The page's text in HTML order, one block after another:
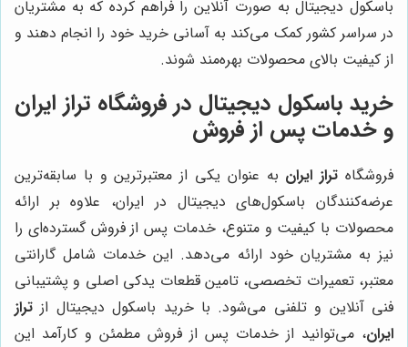
باسکول دیجیتال به صورت آنلاین را فراهم کرده که به مشتریان
در سراسر کشور کمک می‌کند به آسانی خرید خود را انجام دهند و
از کیفیت بالای محصولات بهره‌مند شوند.
خرید باسکول دیجیتال در فروشگاه تراز ایران
و خدمات پس از فروش
فروشگاه تراز ایران به عنوان یکی از معتبرترین و با سابقه‌ترین
عرضه‌کنندگان باسکول‌های دیجیتال در ایران، علاوه بر ارائه
محصولات با کیفیت و متنوع، خدمات پس از فروش گسترده‌ای را
نیز به مشتریان خود ارائه می‌دهد. این خدمات شامل گارانتی
معتبر، تعمیرات تخصصی، تامین قطعات یدکی اصلی و پشتیبانی
فنی آنلاین و تلفنی می‌شود. با خرید باسکول دیجیتال از تراز
ایران، می‌توانید از خدمات پس از فروش مطمئن و کارآمد این